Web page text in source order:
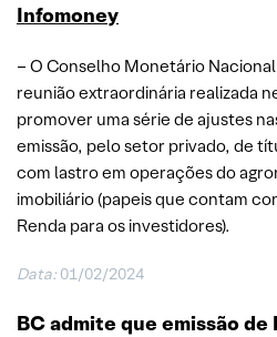
Infomoney
– O Conselho Monetário
reunião extraordinária realizada
promover uma série de ajustes
emissão, pelo setor privado, de
com lastro em operações do
imobiliário (papeis que contam
Renda para os investidores).
Data: 01/02/2024
BC admite que emissão de